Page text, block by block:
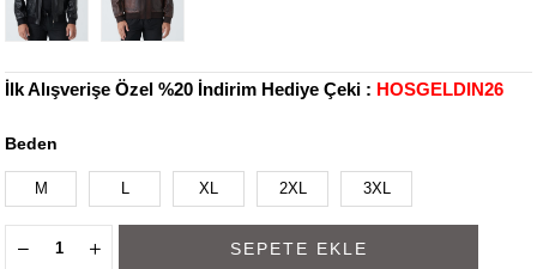
İlk Alışverişe Özel %20 İndirim Hediye Çeki : HOSGELDIN26
Beden
M XL 2XL 3XL